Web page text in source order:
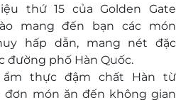
thứ 15 của Golden Gate
mang đến bạn các món
hấp dẫn, mang nét đặc
đường phố Hàn Quốc.
ẩm thực đậm chất Hàn từ
đơn món ăn đến không gian